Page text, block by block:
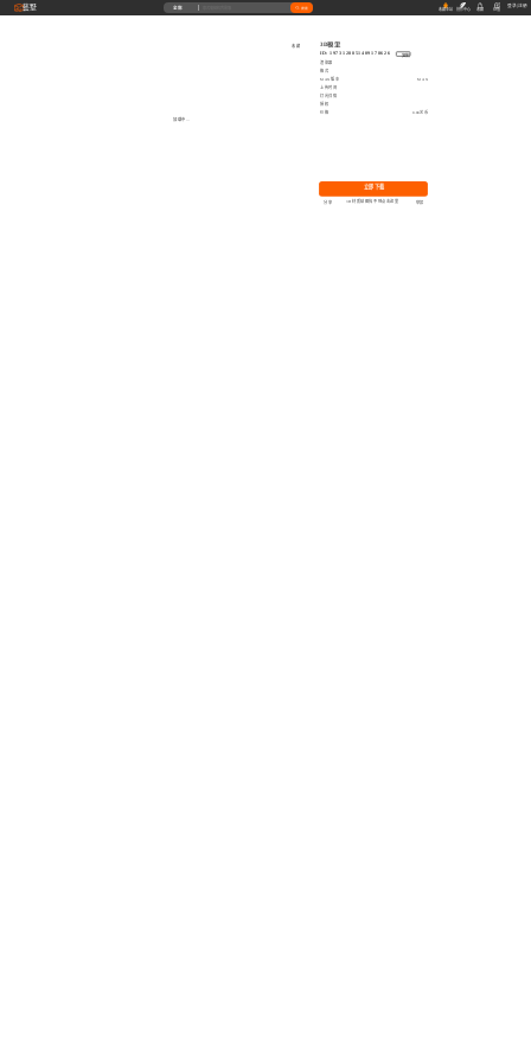
藝墅 全部 搜索 收藏本站 创作中心 收藏 充值
登录 |注册
加载中...
收藏 3D模型
ID: 1973128851409178626 复制
渲染器
格式
MAX版本 MAX
上传时间
灯光详情
授权
价格
0.00艺币
立即下载
分享 3D材质贴图找不到点击这里 举报